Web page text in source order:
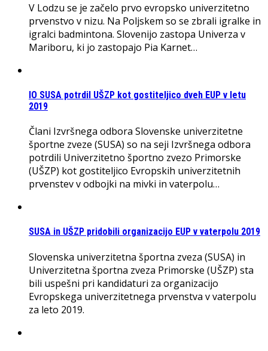
V Lodzu se je začelo prvo evropsko univerzitetno
prvenstvo v nizu. Na Poljskem so se zbrali igralke in
igralci badmintona. Slovenijo zastopa Univerza v
Mariboru, ki jo zastopajo Pia Karnet…
IO SUSA potrdil UŠZP kot gostiteljico dveh EUP v letu
2019
Člani Izvršnega odbora Slovenske univerzitetne
športne zveze (SUSA) so na seji Izvršnega odbora
potrdili Univerzitetno športno zvezo Primorske
(UŠZP) kot gostiteljico Evropskih univerzitetnih
prvenstev v odbojki na mivki in vaterpolu…
SUSA in UŠZP pridobili organizacijo EUP v vaterpolu 2019
Slovenska univerzitetna športna zveza (SUSA) in
Univerzitetna športna zveza Primorske (UŠZP) sta
bili uspešni pri kandidaturi za organizacijo
Evropskega univerzitetnega prvenstva v vaterpolu
za leto 2019.